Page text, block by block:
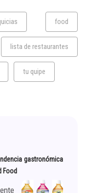
food
lista de restaurantes
tu quipe
gastronómica
Food